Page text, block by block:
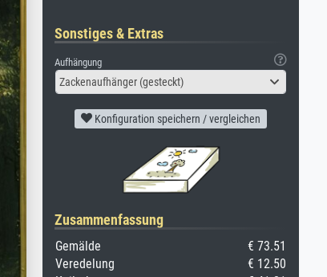
Sonstiges & Extras
Aufhängung
Zackenaufhänger (gesteckt)
Konfiguration speichern / vergleichen
Zusammenfassung
Gemälde
€ 73.51
Veredelung
€ 12.50